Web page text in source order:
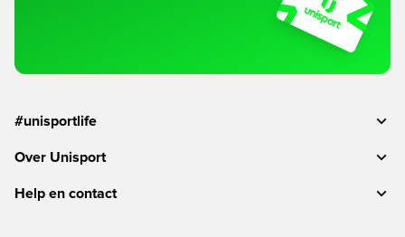
#unisportlife
Over Unisport
Help en contact